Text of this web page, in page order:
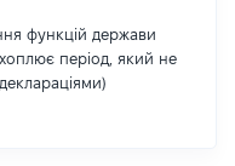
функцій держави
період, який не